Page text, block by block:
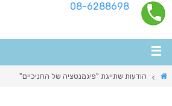
08-6288698
הודעות שתייגת "פיגמנטציה של החניכיים"